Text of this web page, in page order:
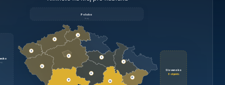
Polsko
brzy
Slovensko
6 objektů
3
9
3
3
3
3
1
2
11
1
6